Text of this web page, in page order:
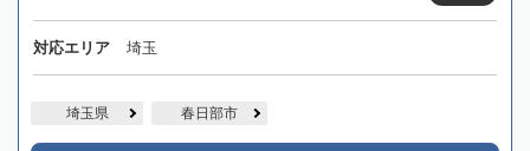
対応エリア 埼玉
埼玉県 春日部市